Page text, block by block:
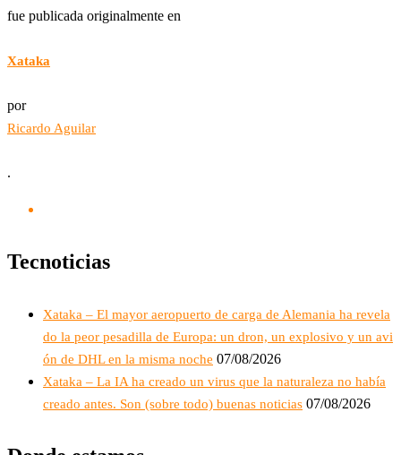
fue publicada originalmente en
Xataka
por
Ricardo Aguilar
.
Tecnoticias
Xataka – El mayor aeropuerto de carga de Alemania ha revela
do la peor pesadilla de Europa: un dron, un explosivo y un avi
ón de DHL en la misma noche 07/08/2026
Xataka – La IA ha creado un virus que la naturaleza no había
creado antes. Son (sobre todo) buenas noticias 07/08/2026